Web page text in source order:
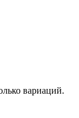
вариаций.